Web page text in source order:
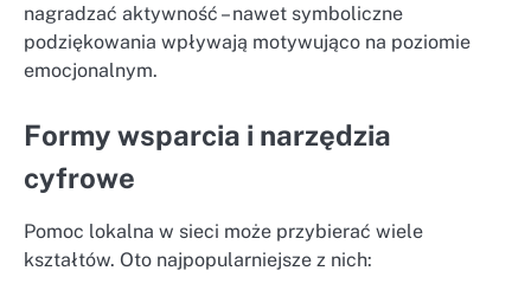
nagradzać aktywność – nawet symboliczne
podziękowania wpływają motywująco na poziomie
emocjonalnym.
Formy wsparcia i narzędzia
cyfrowe
Pomoc lokalna w sieci może przybierać wiele
kształtów. Oto najpopularniejsze z nich: